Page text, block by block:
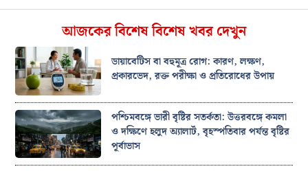
আজকের বিশেষ বিশেষ খবর দেখুন
ডায়াবেটিস বা বহুমূত্র রোগ: কারণ, লক্ষণ,
প্রকারভেদ, রক্ত পরীক্ষা ও প্রতিরোধের উপায়
পশ্চিমবঙ্গে ভারী বৃষ্টির সতর্কতা: উত্তরবঙ্গে কমলা
ও দক্ষিণে হলুদ অ্যালার্ট, বৃহস্পতিবার পর্যন্ত বৃষ্টির
পূর্বাভাস